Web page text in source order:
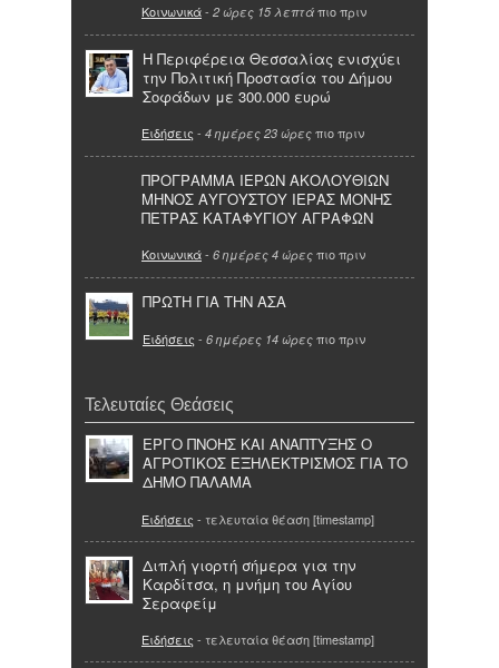
Κοινωνικά- 2 ώρες 15 λεπτά πιο πριν
Η Περιφέρεια Θεσσαλίας ενισχύει
την Πολιτική Προστασία του Δήμου
Σοφάδων με 300.000 ευρώ
Ειδήσεις - 4 ημέρες 23 ώρες πιο πριν
ΠΡΟΓΡΑΜΜΑ ΙΕΡΩΝ ΑΚΟΛΟΥΘΙΩΝ
ΜΗΝΟΣ ΑΥΓΟΥΣΤΟΥ ΙΕΡΑΣ ΜΟΝΗΣ
ΠΕΤΡΑΣ ΚΑΤΑΦΥΓΙΟΥ ΑΓΡΑΦΩΝ
Κοινωνικά- 6 ημέρες 4 ώρες πιο πριν
ΠΡΩΤΗ ΓΙΑ ΤΗΝ ΑΣΑ
Ειδήσεις - 6 ημέρες 14 ώρες πιο πριν
Τελευταίες Θεάσεις
ΕΡΓΟ ΠΝΟΗΣ ΚΑΙ ΑΝΑΠΤΥΞΗΣ Ο
ΑΓΡΟΤΙΚΟΣ ΕΞΗΛΕΚΤΡΙΣΜΟΣ ΓΙΑ ΤΟ
ΔΗΜΟ ΠΑΛΑΜΑ
Ειδήσεις - τελευταία θέαση [timestamp]
Διπλή γιορτή σήμερα για την
Καρδίτσα, η μνήμη του Αγίου
Σεραφείμ
Ειδήσεις - τελευταία θέαση [timestamp]